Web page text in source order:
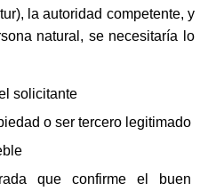
la autoridad competente, y
natural, se necesitaría lo
solicitante
o ser tercero legitimado
que confirme el buen